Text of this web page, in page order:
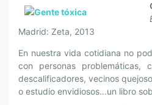
Madrid: Zeta, 2013
En nuestra vida cotidiana no
con personas problemáticas,
descalificadores, vecinos
o estudio envidiosos…un libro